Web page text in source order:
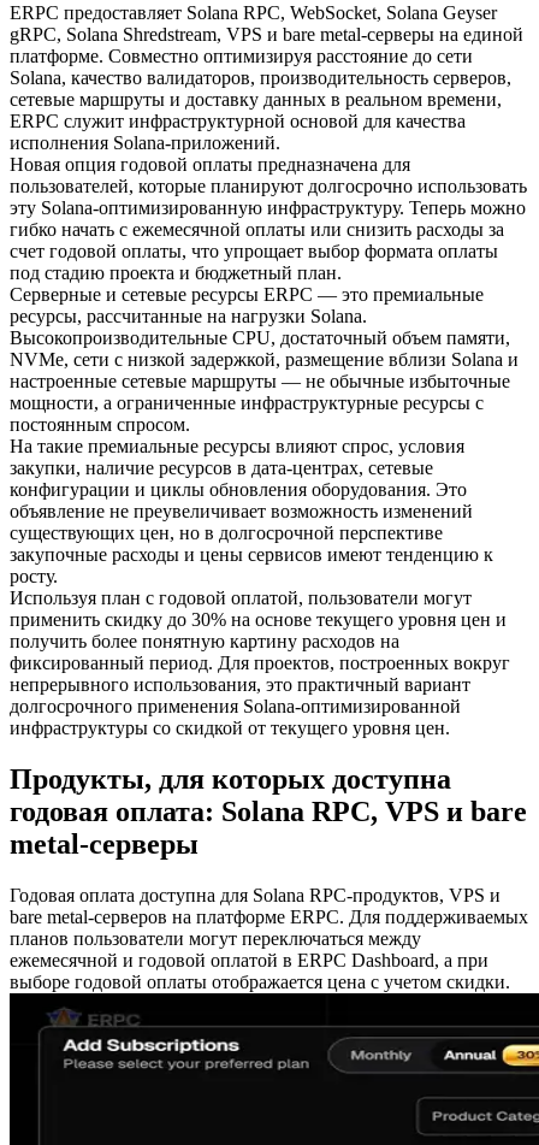
ERPC предоставляет Solana RPC, WebSocket, Solana Geyser
gRPC, Solana Shredstream, VPS и bare metal-серверы на единой
платформе. Совместно оптимизируя расстояние до сети
Solana, качество валидаторов, производительность серверов,
сетевые маршруты и доставку данных в реальном времени,
ERPC служит инфраструктурной основой для качества
исполнения Solana-приложений.
Новая опция годовой оплаты предназначена для
пользователей, которые планируют долгосрочно использовать
эту Solana-оптимизированную инфраструктуру. Теперь можно
гибко начать с ежемесячной оплаты или снизить расходы за
счет годовой оплаты, что упрощает выбор формата оплаты
под стадию проекта и бюджетный план.
Серверные и сетевые ресурсы ERPC — это премиальные
ресурсы, рассчитанные на нагрузки Solana.
Высокопроизводительные CPU, достаточный объем памяти,
NVMe, сети с низкой задержкой, размещение вблизи Solana и
настроенные сетевые маршруты — не обычные избыточные
мощности, а ограниченные инфраструктурные ресурсы с
постоянным спросом.
На такие премиальные ресурсы влияют спрос, условия
закупки, наличие ресурсов в дата-центрах, сетевые
конфигурации и циклы обновления оборудования. Это
объявление не преувеличивает возможность изменений
существующих цен, но в долгосрочной перспективе
закупочные расходы и цены сервисов имеют тенденцию к
росту.
Используя план с годовой оплатой, пользователи могут
применить скидку до 30% на основе текущего уровня цен и
получить более понятную картину расходов на
фиксированный период. Для проектов, построенных вокруг
непрерывного использования, это практичный вариант
долгосрочного применения Solana-оптимизированной
инфраструктуры со скидкой от текущего уровня цен.
Продукты, для которых доступна
годовая оплата: Solana RPC, VPS и bare
metal-серверы
Годовая оплата доступна для Solana RPC-продуктов, VPS и
bare metal-серверов на платформе ERPC. Для поддерживаемых
планов пользователи могут переключаться между
ежемесячной и годовой оплатой в ERPC Dashboard, а при
выборе годовой оплаты отображается цена с учетом скидки.